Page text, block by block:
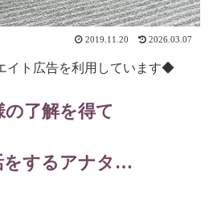
2019.11.20 2026.03.07
イト広告を利用しています◆
の了解を得て
をするアナタ…